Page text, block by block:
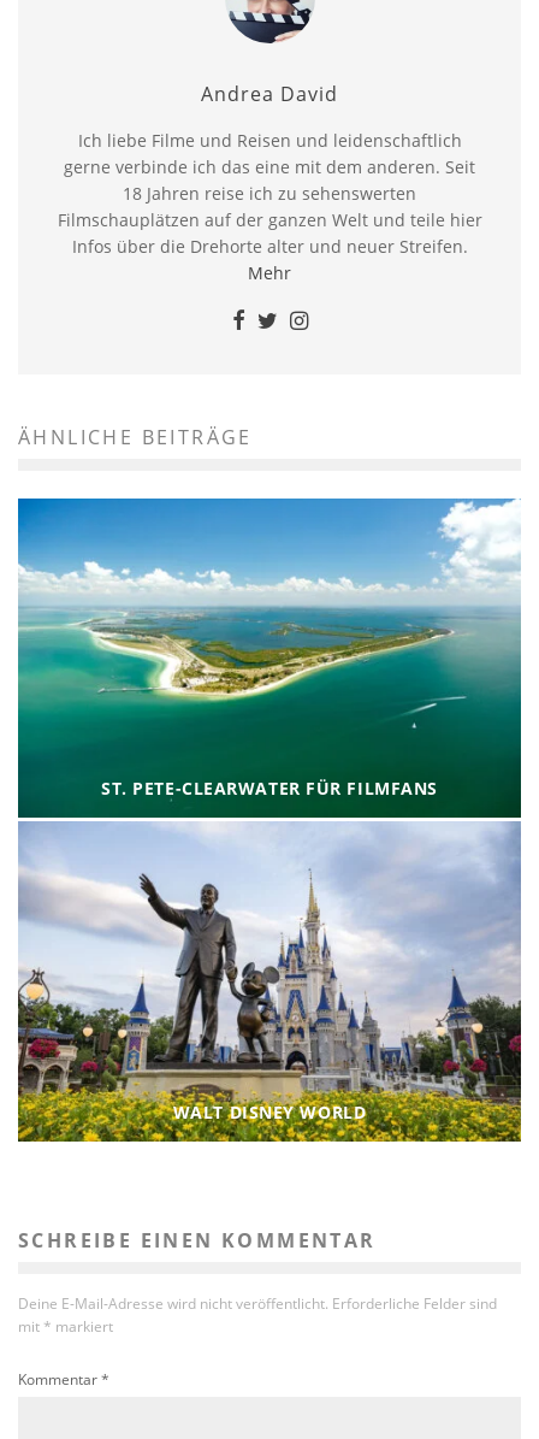
Andrea David
Ich liebe Filme und Reisen und leidenschaftlich
gerne verbinde ich das eine mit dem anderen. Seit
18 Jahren reise ich zu sehenswerten
Filmschauplätzen auf der ganzen Welt und teile hier
Infos über die Drehorte alter und neuer Streifen.
Mehr
ÄHNLICHE BEITRÄGE
ST. PETE-CLEARWATER FÜR FILMFANS
WALT DISNEY WORLD
SCHREIBE EINEN KOMMENTAR
Deine E-Mail-Adresse wird nicht veröffentlicht. Erforderliche Felder sind
mit * markiert
Kommentar*